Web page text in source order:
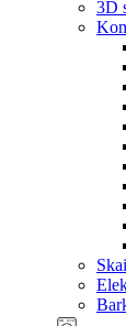
3D